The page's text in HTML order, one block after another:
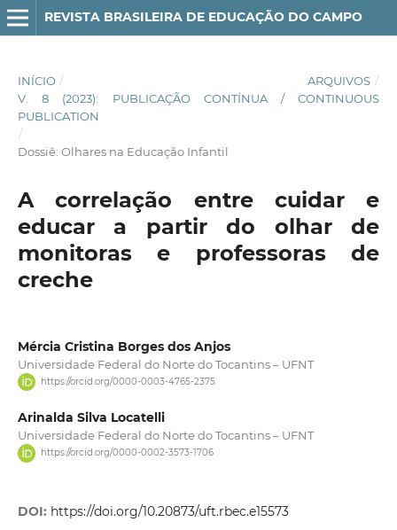
REVISTA BRASILEIRA DE EDUCAÇÃO DO CAMPO
INÍCIO / ARQUIVOS /
V. 8 (2023): PUBLICAÇÃO CONTÍNUA / CONTINUOUS
PUBLICATION
/
Dossiê: Olhares na Educação Infantil
A correlação entre cuidar e
educar a partir do olhar de
monitoras e professoras de
creche
Mércia Cristina Borges dos Anjos
Universidade Federal do Norte do Tocantins – UFNT
https://orcid.org/0000-0003-4765-2375
Arinalda Silva Locatelli
Universidade Federal do Norte do Tocantins – UFNT
https://orcid.org/0000-0002-3573-1706
DOI: https://doi.org/10.20873/uft.rbec.e15573